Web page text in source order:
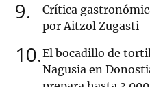
9
Crítica
por Aitzol Zugasti
10 El bocadillo de
Nagusia en